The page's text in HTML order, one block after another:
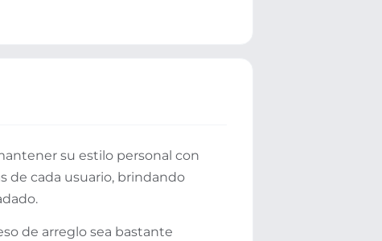
su estilo personal con
de cada usuario, brindando
de arreglo sea bastante